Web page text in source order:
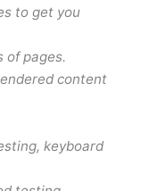
to get you
of pages.
content
keyboard